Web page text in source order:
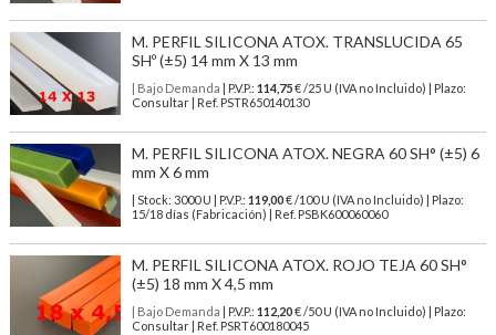
M. PERFIL SILICONA ATOX. TRANSLUCIDA 65
SHº (±5) 14 mm X 13 mm
| Bajo Demanda | P.V.P.: 114,75€ /25 U (IVA no Incluido) | Plazo:
Consultar | Ref. PSTR650140130
M. PERFIL SILICONA ATOX. NEGRA 60 SH° (±5) 6
mm X 6 mm
| Stock: 3000 U | P.V.P.: 119,00€/100 U (IVA no Incluido)
| Plazo:
15/18 días (Fabricación) | Ref. PSBK600060060
M. PERFIL SILICONA ATOX. ROJO TEJA 60 SH°
(±5) 18 mm X 4,5 mm
| Bajo Demanda | P.V.P.: 112,20€ /50 U (IVA no Incluido) | Plazo:
Consultar | Ref. PSRT600180045